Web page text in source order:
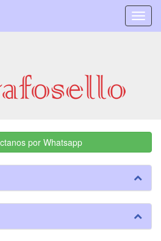
Menú
por Whatsapp